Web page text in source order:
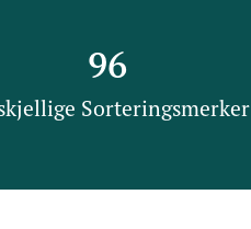
96
Sorteringsmerker